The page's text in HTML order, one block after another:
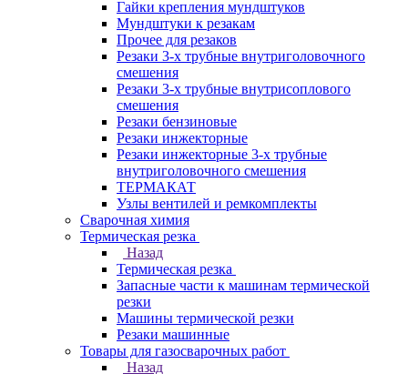
Гайки крепления мундштуков
Мундштуки к резакам
Прочее для резаков
Резаки 3-х трубные внутриголовочного
смешения
Резаки 3-х трубные внутрисоплового
смешения
Резаки бензиновые
Резаки инжекторные
Резаки инжекторные 3-х трубные
внутриголовочного смешения
ТЕРМАКАТ
Узлы вентилей и ремкомплекты
Сварочная химия
Термическая резка
Назад
Термическая резка
Запасные части к машинам термической
резки
Машины термической резки
Резаки машинные
Товары для газосварочных работ
Назад